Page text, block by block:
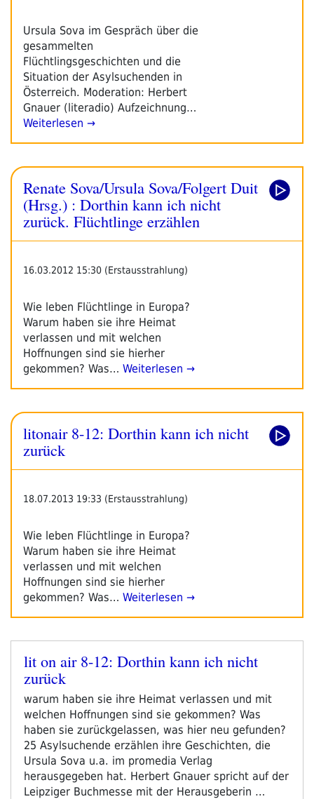
Ursula Sova im Gespräch über die
gesammelten
Flüchtlingsgeschichten und die
Situation der Asylsuchenden in
Österreich. Moderation: Herbert
Gnauer (literadio) Aufzeichnung…
Weiterlesen →
Renate Sova/Ursula Sova/Folgert Duit
(Hrsg.) : Dorthin kann ich nicht
zurück. Flüchtlinge erzählen
16.03.2012 15:30 (Erstausstrahlung)
Wie leben Flüchtlinge in Europa?
Warum haben sie ihre Heimat
verlassen und mit welchen
Hoffnungen sind sie hierher
gekommen? Was… Weiterlesen →
litonair 8-12: Dorthin kann ich nicht
zurück
18.07.2013 19:33 (Erstausstrahlung)
Wie leben Flüchtlinge in Europa?
Warum haben sie ihre Heimat
verlassen und mit welchen
Hoffnungen sind sie hierher
gekommen? Was… Weiterlesen →
Veröffentlicht
am
lit on air 8-12: Dorthin kann ich nicht
zurück
warum haben sie ihre Heimat verlassen und mit
welchen Hoffnungen sind sie gekommen? Was
haben sie zurückgelassen, was hier neu gefunden?
25 Asylsuchende erzählen ihre Geschichten, die
Ursula Sova u.a. im promedia Verlag
herausgegeben hat. Herbert Gnauer spricht auf der
Leipziger Buchmesse mit der Herausgeberin …